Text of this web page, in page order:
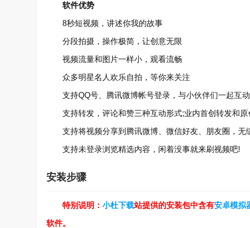
软件优势
8秒短视频，讲述你我的故事
分段拍摄，操作极简，让创意无限
视频流量和图片一样小，观看流畅
众多明星名人欢乐自拍，等你来关注
支持QQ号、腾讯微博帐号登录，与小伙伴们一起互动
支持转发，评论和赞三种互动形式;业内首创转发和原
支持将视频分享到腾讯微博、微信好友、朋友圈，无
支持未登录浏览精选内容，闲着没事就来刷视频吧!
安装步骤
特别说明： 小杜下载站提供的安装包中含有安卓模拟
软件。